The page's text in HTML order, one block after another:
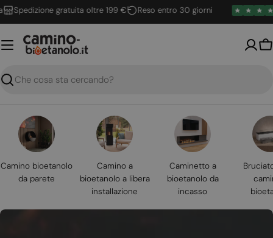
Vai
al
contenuto
gratuita oltre 199 € Reso entro 30 giorni
Ricerca
Camino bioetanolo
da parete
Camino a
bioetanolo a libera
installazione
Caminetto a
bioetanolo da
incasso